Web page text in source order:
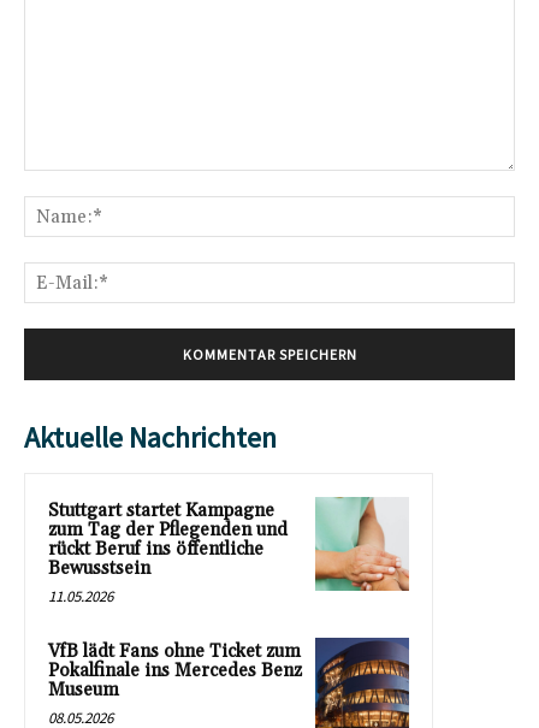
Aktuelle Nachrichten
Stuttgart startet Kampagne
zum Tag der Pflegenden und
rückt Beruf ins öffentliche
Bewusstsein
11.05.2026
VfB lädt Fans ohne Ticket zum
Pokalfinale ins Mercedes Benz
Museum
08.05.2026